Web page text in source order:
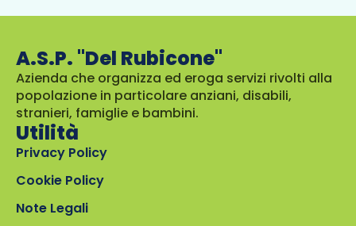
A.S.P. "Del Rubicone"
Azienda che organizza ed eroga servizi rivolti alla
popolazione in particolare anziani, disabili,
stranieri, famiglie e bambini.
Utilità
Privacy Policy
Cookie Policy
Note Legali